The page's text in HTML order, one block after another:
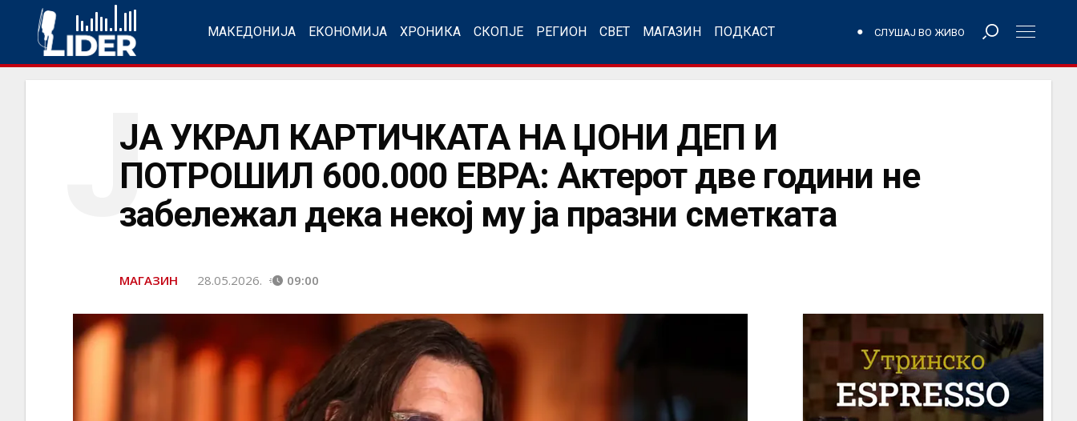
МАКЕДОНИЈА ЕКОНОМИЈА ХРОНИКА СКОПЈЕ РЕГИОН СВЕТ МАГАЗИН ПОДКАСТ СЛУШАЈ ВО ЖИВО
ЈА УКРАЛ КАРТИЧКАТА НА ЏОНИ ДЕП И
ПОТРОШИЛ 600.000 ЕВРА: Актерот две години не
забележал дека некој му ја празни сметката
Ј
МАГАЗИН 28.05.2026. 09:00